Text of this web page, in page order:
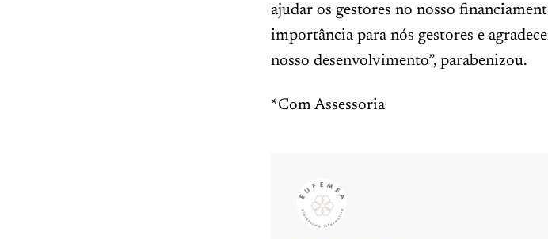
ajudar os gestores no nosso
importância para nós gestores e
nosso desenvolvimento”, parabenizou.
*Com Assessoria